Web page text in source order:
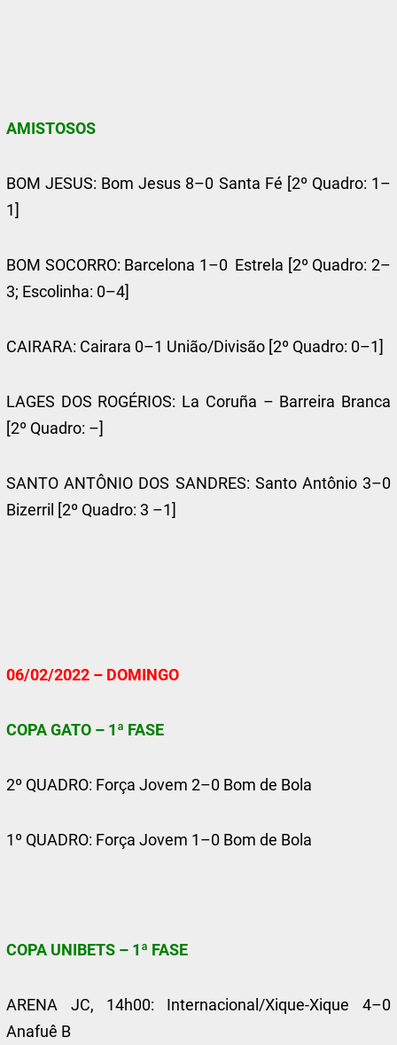
AMISTOSOS
BOM JESUS: Bom Jesus 8–0 Santa Fé [2º Quadro: 1–
1]
BOM SOCORRO: Barcelona 1–0 Estrela [2º Quadro: 2–
3; Escolinha: 0–4]
CAIRARA: Cairara 0–1 União/Divisão [2º Quadro: 0–1]
LAGES DOS ROGÉRIOS: La Coruña – Barreira Branca
[2º Quadro: –]
SANTO ANTÔNIO DOS SANDRES: Santo Antônio 3–0
Bizerril [2º Quadro: 3 –1]
06/02/2022 – DOMINGO
COPA GATO – 1ª FASE
2º QUADRO: Força Jovem 2–0 Bom de Bola
1º QUADRO: Força Jovem 1–0 Bom de Bola
COPA UNIBETS – 1ª FASE
ARENA JC, 14h00: Internacional/Xique-Xique 4–0
Anafuê B